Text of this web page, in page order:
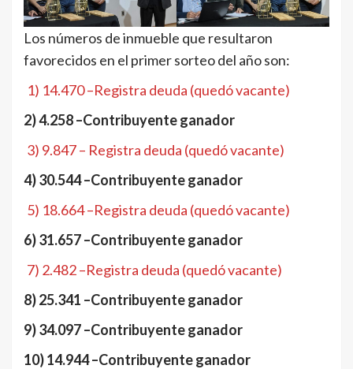
Los números de inmueble que resultaron
favorecidos en el primer sorteo del año son:
1) 14.470 –Registra deuda (quedó vacante)
2) 4.258 –Contribuyente ganador
3) 9.847 – Registra deuda (quedó vacante)
4) 30.544 –Contribuyente ganador
5) 18.664 –Registra deuda (quedó vacante)
6) 31.657 –Contribuyente ganador
7) 2.482 –Registra deuda (quedó vacante)
8) 25.341 –Contribuyente ganador
9) 34.097 –Contribuyente ganador
10) 14.944 –Contribuyente ganador